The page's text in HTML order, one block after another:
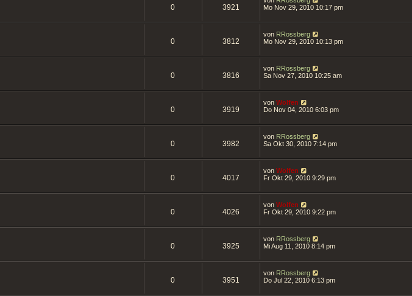
0 3921
Mo Nov 29, 2010 10:17 pm
0 3812
von RRossberg
Mo Nov 29, 2010 10:13 pm
0 3816
von RRossberg
Sa Nov 27, 2010 10:25 am
0 3919
von Wolfen
Do Nov 04, 2010 6:03 pm
0 3982
von RRossberg
Sa Okt 30, 2010 7:14 pm
0 4017
von Wolfen
Fr Okt 29, 2010 9:29 pm
0 4026
von Wolfen
Fr Okt 29, 2010 9:22 pm
0 3925
von RRossberg
Mi Aug 11, 2010 8:14 pm
0 3951
von RRossberg
Do Jul 22, 2010 6:13 pm